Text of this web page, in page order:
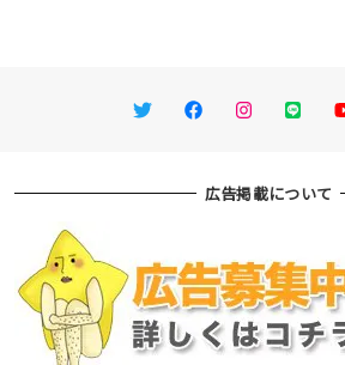
TwitterFacebookInstagram
LINE
広告掲載について